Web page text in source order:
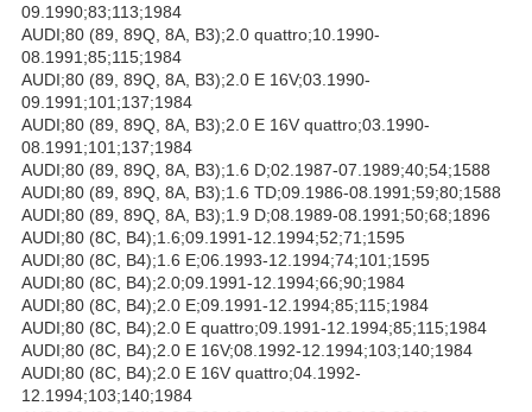
09.1990;83;113;1984
AUDI;80 (89, 89Q, 8A, B3);2.0 quattro;10.1990-
08.1991;85;115;1984
AUDI;80 (89, 89Q, 8A, B3);2.0 E 16V;03.1990-
09.1991;101;137;1984
AUDI;80 (89, 89Q, 8A, B3);2.0 E 16V quattro;03.1990-
08.1991;101;137;1984
AUDI;80 (89, 89Q, 8A, B3);1.6 D;02.1987-07.1989;40;54;1588
AUDI;80 (89, 89Q, 8A, B3);1.6 TD;09.1986-08.1991;59;80;1588
AUDI;80 (89, 89Q, 8A, B3);1.9 D;08.1989-08.1991;50;68;1896
AUDI;80 (8C, B4);1.6;09.1991-12.1994;52;71;1595
AUDI;80 (8C, B4);1.6 E;06.1993-12.1994;74;101;1595
AUDI;80 (8C, B4);2.0;09.1991-12.1994;66;90;1984
AUDI;80 (8C, B4);2.0 E;09.1991-12.1994;85;115;1984
AUDI;80 (8C, B4);2.0 E quattro;09.1991-12.1994;85;115;1984
AUDI;80 (8C, B4);2.0 E 16V;08.1992-12.1994;103;140;1984
AUDI;80 (8C, B4);2.0 E 16V quattro;04.1992-
12.1994;103;140;1984